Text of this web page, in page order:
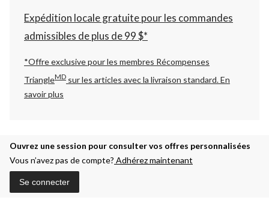
Expédition locale gratuite pour les commandes
admissibles de plus de 99 $*
*Offre exclusive pour les membres Récompenses
TriangleMD sur les articles avec la livraison standard.En
savoir plus
Ouvrez une session pour consulter vos offres personnalisées
Vous n’avez pas de compte? Adhérez maintenant
Se connecter